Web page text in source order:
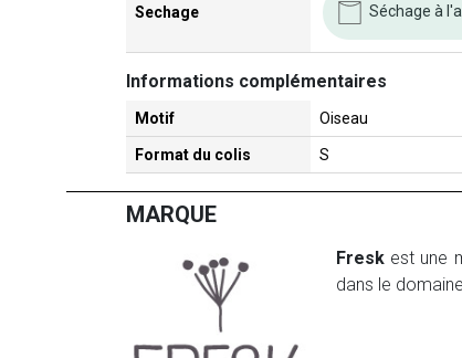
Sechage Séchage à
Informations complémentaires
Motif Oiseau
Format du colis S
MARQUE
Fresk est une
dans le